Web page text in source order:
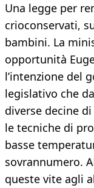
Una legge per
crioconservati,
bambini. La
opportunità
l’intenzione del
legislativo che
diverse decine
le tecniche di
basse
sovrannumero.
queste vite agli